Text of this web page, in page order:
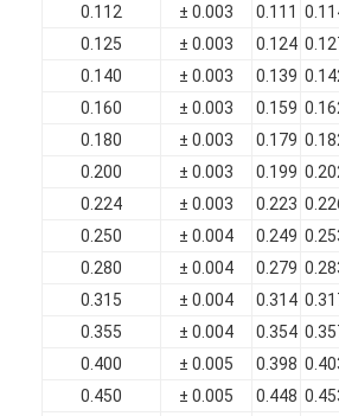
0.112
± 0.003 0.111
0.125
± 0.003 0.124
0.140
± 0.003 0.139
0.160
± 0.003 0.159
0.180
± 0.003 0.179
0.200
± 0.003 0.199
0.224
± 0.003 0.223
0.250
± 0.004 0.249
0.280
± 0.004 0.279
0.315
± 0.004 0.314
0.355
± 0.004 0.354
0.400
± 0.005 0.398
0.450
± 0.005 0.448